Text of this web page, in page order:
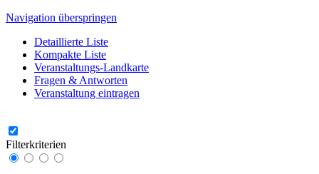
Navigation überspringen
Detaillierte Liste
Kompakte Liste
Veranstaltungs-Landkarte
Fragen & Antworten
Veranstaltung eintragen
Filterkriterien